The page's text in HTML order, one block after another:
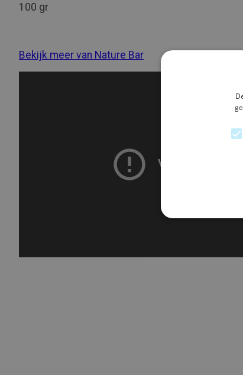
100 gr
Bekijk meer van Nature Bar